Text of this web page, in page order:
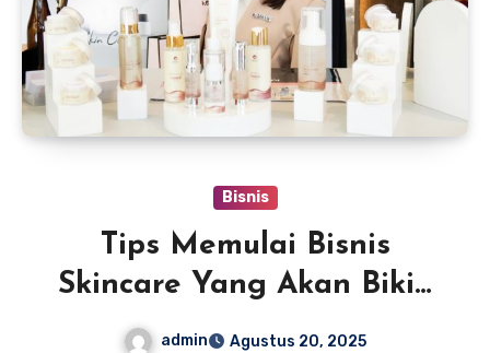
Bisnis
Tips Memulai Bisnis
Skincare Yang Akan Bikin
admin
Agustus 20, 2025